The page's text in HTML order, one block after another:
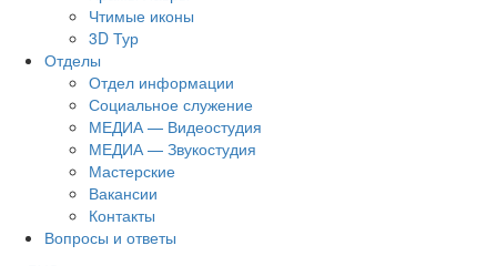
Чтимые иконы
3D Тур
Отделы
Отдел информации
Социальное служение
МЕДИА — Видеостудия
МЕДИА — Звукостудия
Мастерские
Вакансии
Контакты
Вопросы и ответы